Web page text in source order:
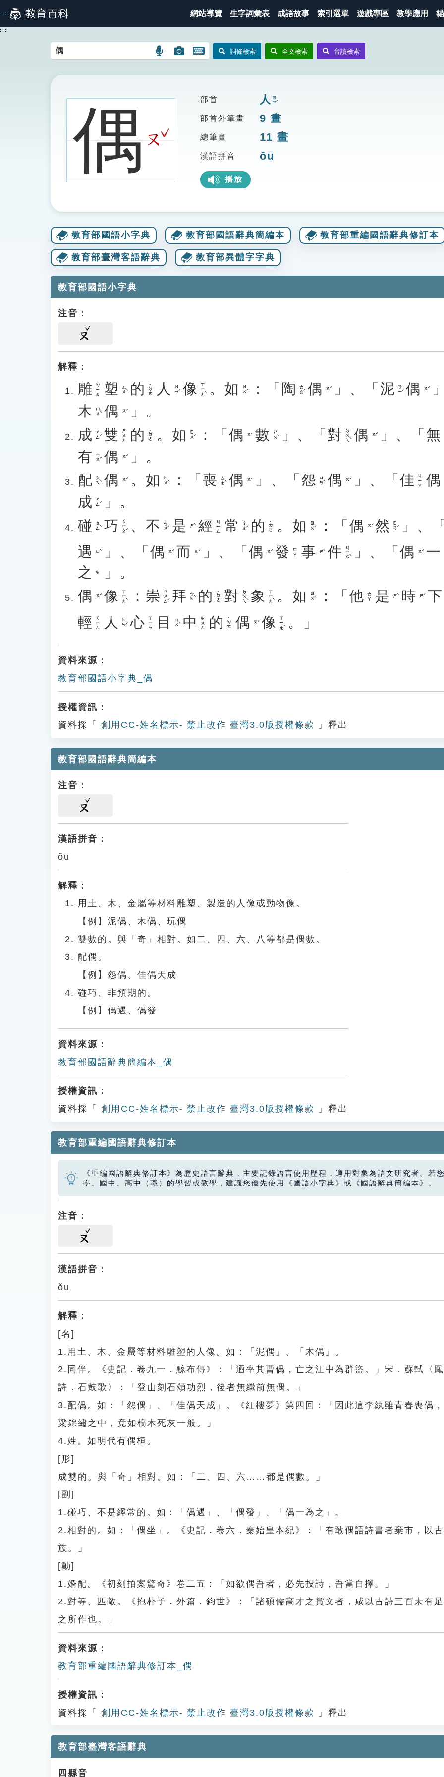
到
主
::: 網站導覽 生字詞彙表 成語故事 索引選單 遊戲專區 教學應用
:::
語
搜
圖
圖
搜
開
鍵
圖
詞條檢索 全文檢索 音讀檢索
偶ㄡ
ˇ
部首 人 ㄖㄣˊ
部首外筆畫 9 畫
總筆畫 11 畫
漢語拼音 ǒu
播放
教育部國語小字典 教育部國語辭典簡編本 教育部重編國語辭典修訂本
教育部臺灣客語辭典 教育部異體字字典
教育部國語小字典
注音：
ㄡ
解釋：
雕 ㄉㄧㄠ 塑 ㄙㄨˋ 的 ˙ㄉㄜ 人 ㄖㄣˊ 像 ㄒㄧㄤˋ 。 如 ㄖㄨˊ ：「 陶 ㄊㄠˊ 偶 ㄡˇ 」、「 泥 ㄋㄧˊ 偶 ㄡˇ
木 ㄇㄨˋ 偶 ㄡˇ
」。
成 ㄔㄥˊ 雙 ㄕㄨㄤ 的 ˙ㄉㄜ 。 如 ㄖㄨˊ ：「 偶 ㄡˇ 數 ㄕㄨˋ 」、「 對 ㄉㄨㄟˋ 偶 ㄡˇ 」、「 無
有 ㄧㄡˇ 偶 ㄡˇ
」。
配 ㄆㄟˋ 偶 ㄡˇ 。 如 ㄖㄨˊ ：「 喪 ㄙㄤˋ 偶 ㄡˇ 」、「 怨 ㄩㄢˋ 偶 ㄡˇ 」、「 佳 ㄐㄧㄚ 偶
成 ㄔㄥˊ
」。
碰 ㄆㄥˋ 巧 ㄑㄧㄠˇ 、 不 ㄅㄨˊ 是 ㄕˋ 經 ㄐㄧㄥ 常 ㄔㄤˊ 的 ˙ㄉㄜ 。 如 ㄖㄨˊ ：「 偶 ㄡˇ 然 ㄖㄢˊ
」、
遇
ㄩˋ 」、「 偶 ㄡˇ 而 ㄦˊ 」、「 偶 ㄡˇ 發 ㄈㄚ 事 ㄕˋ 件 ㄐㄧㄢˋ 」、「 偶 ㄡˇ 一
之 ㄓ
」。
偶
ㄡˇ 像 ㄒㄧㄤˋ ： 崇 ㄔㄨㄥˊ 拜 ㄅㄞˋ 的 ˙ㄉㄜ 對 ㄉㄨㄟˋ 象 ㄒㄧㄤˋ 。 如 ㄖㄨˊ ：「 他 ㄊㄚ 是 ㄕˋ 時 ㄕˊ
下
輕 ㄑㄧㄥ 人 ㄖㄣˊ 心 ㄒㄧㄣ 目 ㄇㄨˋ 中 ㄓㄨㄥ 的 ˙ㄉㄜ 偶 ㄡˇ 像 ㄒㄧㄤˋ 。」
資料來源：
教育部國語小字典_偶
授權資訊：
資料採「
創用CC-姓名標示- 禁止改作 臺灣3.0版授權條款 」釋出
教育部國語辭典簡編本
注音：
ㄡ
漢語拼音：
ǒu
解釋：
用土、木、金屬等材料雕塑、製造的人像或動物像。
【例】泥偶、木偶、玩偶
雙數的。與「奇」相對。如二、四、六、八等都是偶數。
配偶。
【例】怨偶、佳偶天成
碰巧、非預期的。
【例】偶遇、偶發
資料來源：
教育部國語辭典簡編本_偶
授權資訊：
資料採「
創用CC-姓名標示- 禁止改作 臺灣3.0版授權條款 」釋出
教育部重編國語辭典修訂本
《重編國語辭典修訂本》為歷史語言辭典，主要記錄語言使用歷程，適用對象為語文研究者。若
學、國中、高中（職）的學習或教學，建議您優先使用《國語小字典》或《國語辭典簡編本》。
注音：
ㄡ
漢語拼音：
ǒu
解釋：
[名]
1.用土、木、金屬等材料雕塑的人像。如：「泥偶」、「木偶」。
2.同伴。《史記．卷九一．黥布傳》：「迺率其曹偶，亡之江中為群盜。」宋．蘇軾〈
詩．石鼓歌〉：「登山刻石頌功烈，後者無繼前無偶。」
3.配偶。如：「怨偶」、「佳偶天成」。《紅樓夢》第四回：「因此這李紈雖青春喪偶
粱錦繡之中，竟如槁木死灰一般。」
4.姓。如明代有偶桓。
[形]
成雙的。與「奇」相對。如：「二、四、六……都是偶數。」
[副]
1.碰巧、不是經常的。如：「偶遇」、「偶發」、「偶一為之」。
2.相對的。如：「偶坐」。《史記．卷六．秦始皇本紀》：「有敢偶語詩書者棄市，以
族。」
[動]
1.婚配。《初刻拍案驚奇》卷二五：「如欲偶吾者，必先投詩，吾當自擇。」
2.對等、匹敵。《抱朴子．外篇．鈞世》：「諸碩儒高才之賞文者，咸以古詩三百未有
之所作也。」
資料來源：
教育部重編國語辭典修訂本_偶
授權資訊：
資料採「
創用CC-姓名標示- 禁止改作 臺灣3.0版授權條款 」釋出
教育部臺灣客語辭典
四縣音